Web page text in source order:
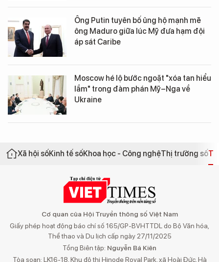
Ông Putin tuyên bố ủng hộ mạnh mẽ
ông Maduro giữa lúc Mỹ đưa hạm đội
áp sát Caribe
Moscow hé lộ bước ngoặt "xóa tan hiểu
lầm" trong đàm phán Mỹ–Nga về
Ukraine
Xã hội sốKinh tế sốKhoa học - Công nghệThị trường số
Cơ quan của Hội Truyền thông số Việt Nam
Giấy phép hoạt động báo chí số 165/GP-BVHTTDL do Bộ Văn hóa,
Thể thao và Du lịch cấp ngày 27/11/2025
Tổng Biên tập: Nguyễn Bá Kiên
Tòa soạn: LK16-18, Khu đô thị Hinode Royal Park, xã Hoài Đức, Hà